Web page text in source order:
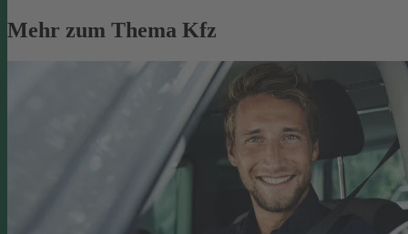
Mehr zum Thema Kfz